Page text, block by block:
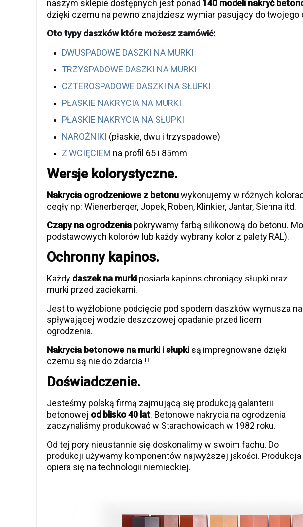
naszym sklepie dostępnych jest ponad 140 modeli nakryć
dzięki czemu na pewno znajdziesz wymiar pasujący do twojego
Oto typy daszków które możesz zamówić:
DWUSPADOWE DASZKI NA MURKI
TRZYSPADOWE DASZKI NA MURKI
CZTEROSPADOWE DASZKI NA SŁUPKI
PŁASKIE NAKRYCIA NA MURKI
PŁASKIE NAKRYCIA NA SŁUPKI
NAROŻNIKI (płaskie, dwu i trzyspadowe)
Z WCIĘCIEM na profil 65 i 85mm
Wersje kolorystyczne.
Nakrycia ogrodzeniowe z betonuwykonujemy w różnych
cegły np: Wienerberger, Jopek, Roben, Klinkier, Jantar, Sienna itd.
Czapy na ogrodzenia pokrywamy farbą silikonową do betonu.
podstawowych kolorów lub każdy wybrany kolor z palety RAL).
Ochronny kapinos.
Każdy daszek na murki posiada kapinos chroniący słupki oraz
murki przed zaciekami.
Jest to wyżłobione podcięcie pod spodem daszków wymusza na
spływającej wodzie deszczowej opadanie przed licem
ogrodzenia.
Nakrycia betonowe na murki i słupki są impregnowane dzięki
czemu są nie do zdarcia !!
Doświadczenie.
Jesteśmy polską firmą zajmującą się produkcją galanterii
betonowej od blisko 40 lat. Betonowe nakrycia na ogrodzenia
zaczynaliśmy produkować w Starachowicach w 1982 roku.
Od tej pory nieustannie się doskonalimy w swoim fachu. Do
produkcji używamy komponentów najwyższej jakości. Produkcja
opiera się na technologii niemieckiej.